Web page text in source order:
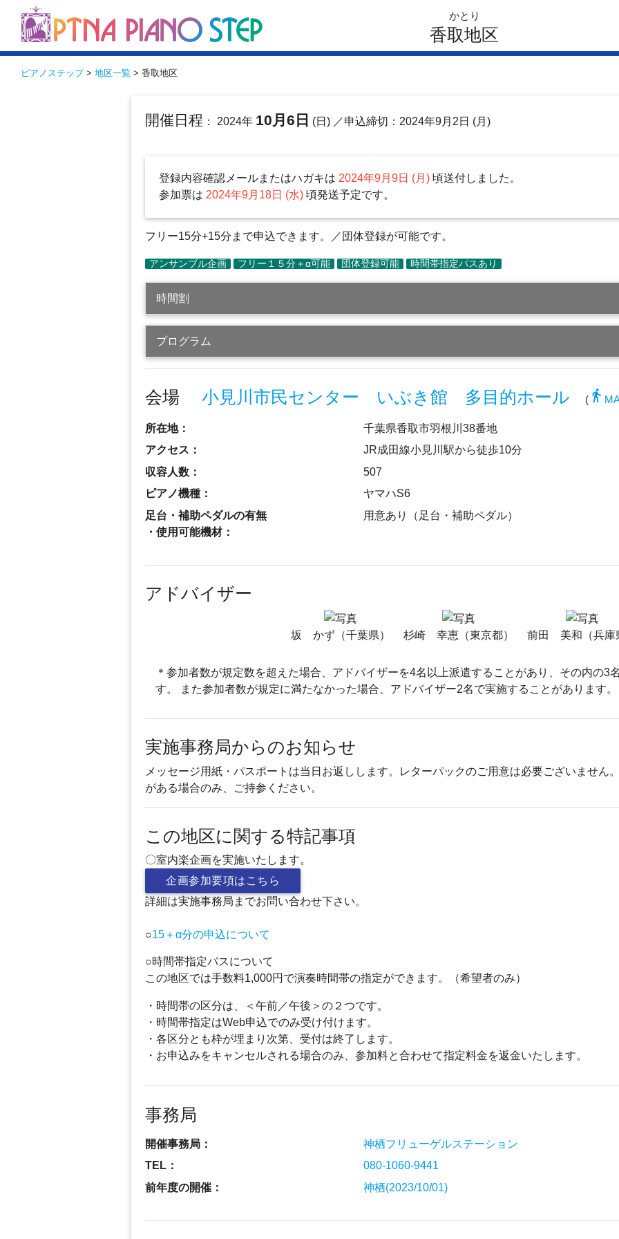
かとり
香取地区
ピアノステップ> 地区一覧 > 香取地区
開催日程 ： 2024年 10月6日 (日) ／申込締切：2024年9月2日 (月)
登録内容確認メールまたはハガキは 2024年9月9日 (月)頃送付しました。
参加票は 2024年9月18日 (水)頃発送予定です。
フリー15分+15分まで申込できます。／団体登録が可能です。
時間割
プログラム
会場小見川市民センター いぶき館 多目的ホール ( directions_walk
所在地：
千葉県香取市羽根川38番地
アクセス：
JR成田線小見川駅から徒歩10分
収容人数：
507
ピアノ機種：
ヤマハS6
足台・補助ペダルの有無
・使用可能機材：
用意あり（足台・補助ペダル）
アドバイザー
坂 かず（千葉県） 杉崎 幸恵（東京都） 前田 美和（兵庫
＊参加者数が規定数を超えた場合、アドバイザーを4名以上派遣することがあり、その内の3
す。 また参加者数が規定に満たなかった場合、アドバイザー2名で実施することがあります。
実施事務局からのお知らせ
メッセージ用紙・パスポートは当日お返しします。レターパックのご用意は必要ございません
がある場合のみ、ご持参ください。
この地区に関する特記事項
〇室内楽企画を実施いたします。
企画参加要項はこちら
詳細は実施事務局までお問い合わせ下さい。
○15＋α分の申込について
○時間帯指定パスについて
この地区では手数料1,000円で演奏時間帯の指定ができます。（希望者のみ）
・時間帯の区分は、＜午前／午後＞の２つです。
・時間帯指定はWeb申込でのみ受け付けます。
・各区分とも枠が埋まり次第、受付は終了します。
・お申込みをキャンセルされる場合のみ、参加料と合わせて指定料金を返金いたします。
事務局
開催事務局：
神栖フリューゲルステーション
TEL：
080-1060-9441
前年度の開催：
神栖(2023/10/01)